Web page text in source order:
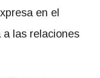
en el
las relaciones